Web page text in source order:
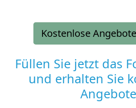
Kostenlose
Füllen Sie jetzt das
und erhalten Sie
Angebote